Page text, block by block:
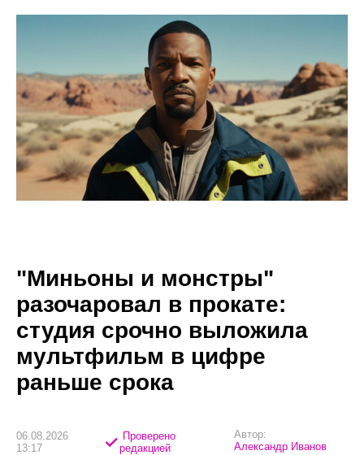
"Миньоны и монстры"
разочаровал в прокате:
студия срочно выложила
мультфильм в цифре
раньше срока
06.08.2026
13:17
Проверено
редакцией
Автор:
Александр Иванов